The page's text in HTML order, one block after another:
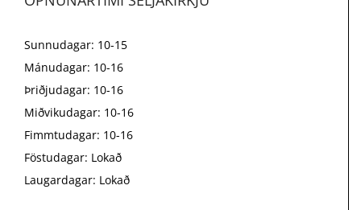
Sunnudagar: 10-15
Mánudagar: 10-16
Þriðjudagar: 10-16
Miðvikudagar: 10-16
Fimmtudagar: 10-16
Föstudagar: Lokað
Laugardagar: Lokað